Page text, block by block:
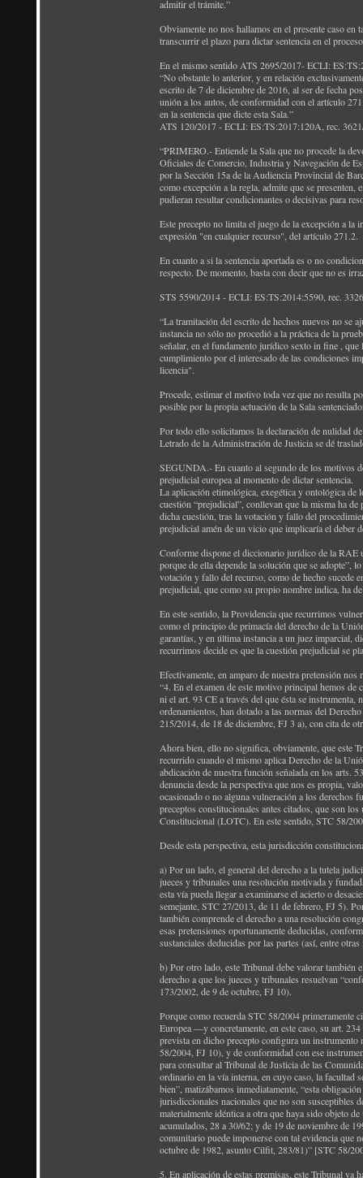
admitir el trámite.”
Obviamente no nos hallamos en el presente caso en
transcurrir el plazo para dictar sentencia en el
En el mismo sentido ATS 2695/2017- ECLI:
“No obstante lo anterior, y en relación
escrito de 7 de diciembre de 2016, al ser de fecha
unión a los autos, de conformidad con el artículo
en la sentencia que dicte esta Sala.”
ATS 120/2017 - ECLI: ES:TS:2017:120A, rec.
“PRIMERO.- Entiende la Sala que no procede la
Oficiales de Comercio, Industria y Navegación de
por la Sección 15a de la Audiencia Provincial de
como excepción a la regla, admite que se
pudieran resultar condicionantes o decisivas para
Este precepto no limita el juego de la excepción a la
expresión "en cualquier recurso", del artículo 271.2.
En cuanto a si la sentencia aportada es o no
respecto. De momento, basta con decir que no es
STS 5590/2014 - ECLI: ES:TS:2014:5590, rec.
“La tramitación del escrito de hechos nuevos no se
instancia no sólo no procedió a la práctica de la
señalar, en el fundamento jurídico sexto in fine ,
cumplimiento por el interesado de las condiciones
licencia".
Procede, estimar el motivo toda vez que no resulta
posible por la propia actuación de la Sala
Por todo ello solicitamos la declaración de nulidad
Letrado de la Administración de Justicia se dé
SEGUNDA.- En cuanto al segundo de los motivos
prejudicial europea al momento de dictar sentencia.
La aplicación etimológica, exegética y ontológica de
cuestión “prejudicial”, conllevan que la misma ha
dicha cuestión, tras la votación y fallo del
prejudicial amén de un vicio que implicaría el deber
Conforme dispone el diccionario jurídico de la RAE
porque de ella depende la solución que se adopte”,
votación y fallo del recurso, como de hecho sucede
prejudicial, que como su propio nombre indica, ha
En este sentido, la Providencia que recurrimos
como el principio de primacía del derecho de la
garantías, y en última instancia a un juez imparcial,
recurrimos decide es que la cuestión prejudicial se
Efectivamente, en amparo de nuestra pretensión
“4. En el examen de este motivo principal hemos de
ni el art. 93 CE a través del que ésta se
ordenamientos, han dotado a las normas del
215/2014, de 18 de diciembre, FJ 3 a), con cita de
Ahora bien, ello no significa, obviamente, que este
recurrido cuando el mismo aplica Derecho de la
abdicación de nuestra función señalada en los arts.
denuncia desde la perspectiva que nos es propia,
ocasionado o no alguna vulneración a los derechos
preceptos constitucionales antes citados, que son
Constitucional (LOTC). En este sentido, STC 58/
Desde esta perspectiva, esta jurisdicción
a) Por un lado, el general del derecho a la tutela
jueces y tribunales una resolución motivada y
esta vía pueda llegar a examinarse el acierto o
semejante, STC 27/2013, de 11 de febrero, FJ 5).
también comprende el derecho a una resolución
esas pretensiones oportunamente deducidas,
sustanciales deducidas por las partes (así, entre
b) Por otro lado, este Tribunal debe valorar también
derecho a que los jueces y tribunales resuelvan
173/2002, de 9 de octubre, FJ 10).
Porque como recuerda STC 58/2004 primeramente
Europea —y concretamente, en este caso, su art.
prevista en dicho precepto configura un
58/2004, FJ 10), y de conformidad con ese
para consultar al Tribunal de Justicia de las
ordinario en la vía interna, en cuyo caso, la facultad
bien”, matizábamos inmediatamente, “esta
jurisdiccionales nacionales que no son susceptibles
materialmente idéntica a otra que haya sido objeto
acumulados, 28 a 30/62; y de 19 de noviembre de
comunitario puede imponerse con tal evidencia que
octubre de 1982, asunto Cilfit, 283/81)” [STC 58/
5. En aplicación de estas premisas, este Tribunal ya